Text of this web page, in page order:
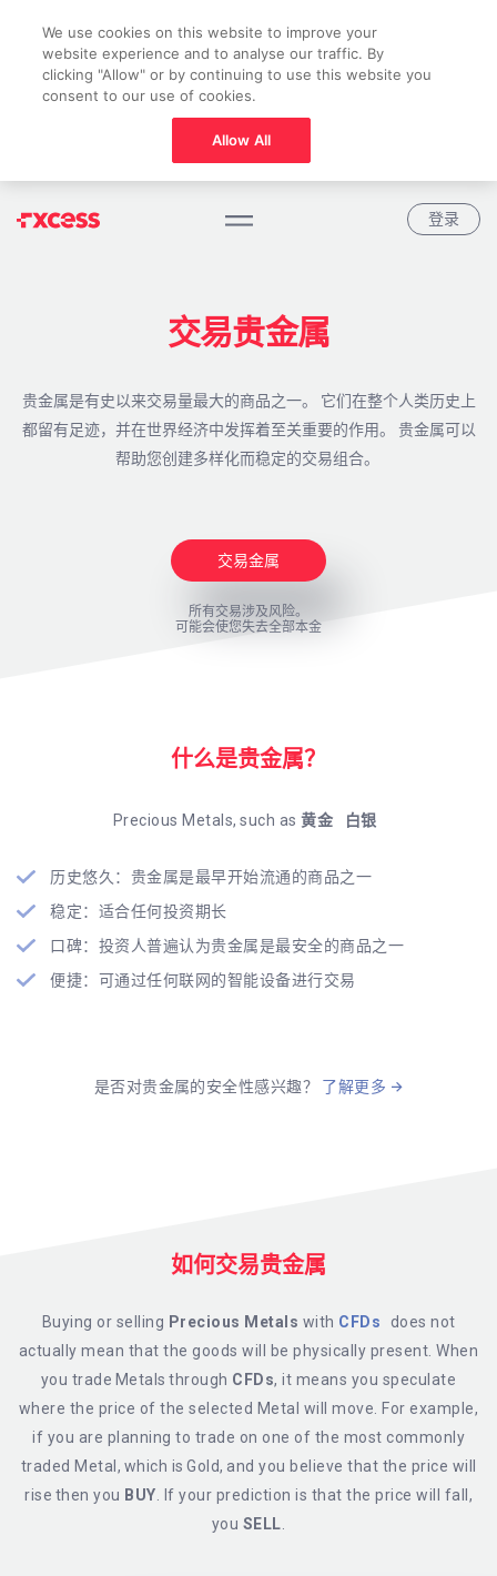
登录
交易贵金属
贵金属是有史以来交易量最大的商品之一。 它们在整个人类历史上
都留有足迹，并在世界经济中发挥着至关重要的作用。 贵金属可以
帮助您创建多样化而稳定的交易组合。
交易金属
所有交易涉及风险。
可能会使您失去全部本金
什么是贵金属？
Precious Metals, such as 黄金 白银
历史悠久：贵金属是最早开始流通的商品之一
稳定：适合任何投资期长
口碑：投资人普遍认为贵金属是最安全的商品之一
便捷：可通过任何联网的智能设备进行交易
是否对贵金属的安全性感兴趣？ 了解更多
如何交易贵金属
Buying or selling Precious Metals with CFDs
does not
actually mean that the goods will be physically present. When
you trade Metals through CFDs, it means you speculate
where the price of the selected Metal will move. For example,
if you are planning to trade on one of the most commonly
traded Metal, which is Gold, and you believe that the price will
rise then you BUY . If your prediction is that the price will fall,
you SELL
We use cookies on this website to improve your
website experience and to analyse our traffic. By
clicking "Allow" or by continuing to use this website you
consent to our use of cookies.
Allow All